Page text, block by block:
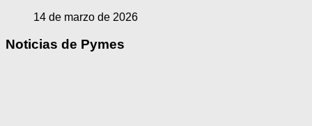
14 de marzo de 2026
Noticias de Pymes